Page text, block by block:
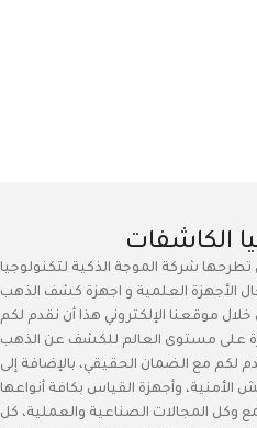
الكاشفات
تطرحها شركة الموجة الذكية لتكنولوجيا
الأجهزة العلمية و اجهزة كشف الذهب
خلال موقعنا الإلكتروني هذا أن نقدم لكم
على مستوى العالم للكشف عن الذهب
لكم مع الضمان الحقيقي، بالإضافة إلى
وأجهزة القياس بكافة أنواعها
وكل المجالات الصناعية والعملية، كل